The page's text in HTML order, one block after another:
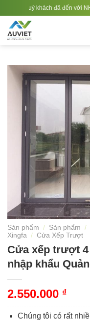
qua
nội
dung
quý khách đã đến với NHÀ
Sản phẩm / Sản phẩm /
Xingfa
/ Cửa Xếp Trượt
Cửa xếp trượt
nhập khẩu
2.550.000 ₫
Chúng tôi có rất